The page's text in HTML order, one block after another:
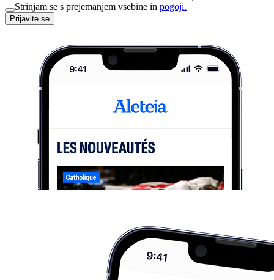
Strinjam se s prejemanjem vsebine in pogoji.
Prijavite se